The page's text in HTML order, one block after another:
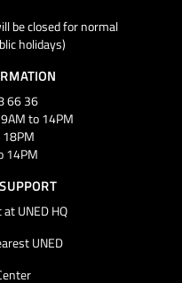
be closed for normal
holidays)
66 36
to 14PM
14PM
UNED HQ
UNED